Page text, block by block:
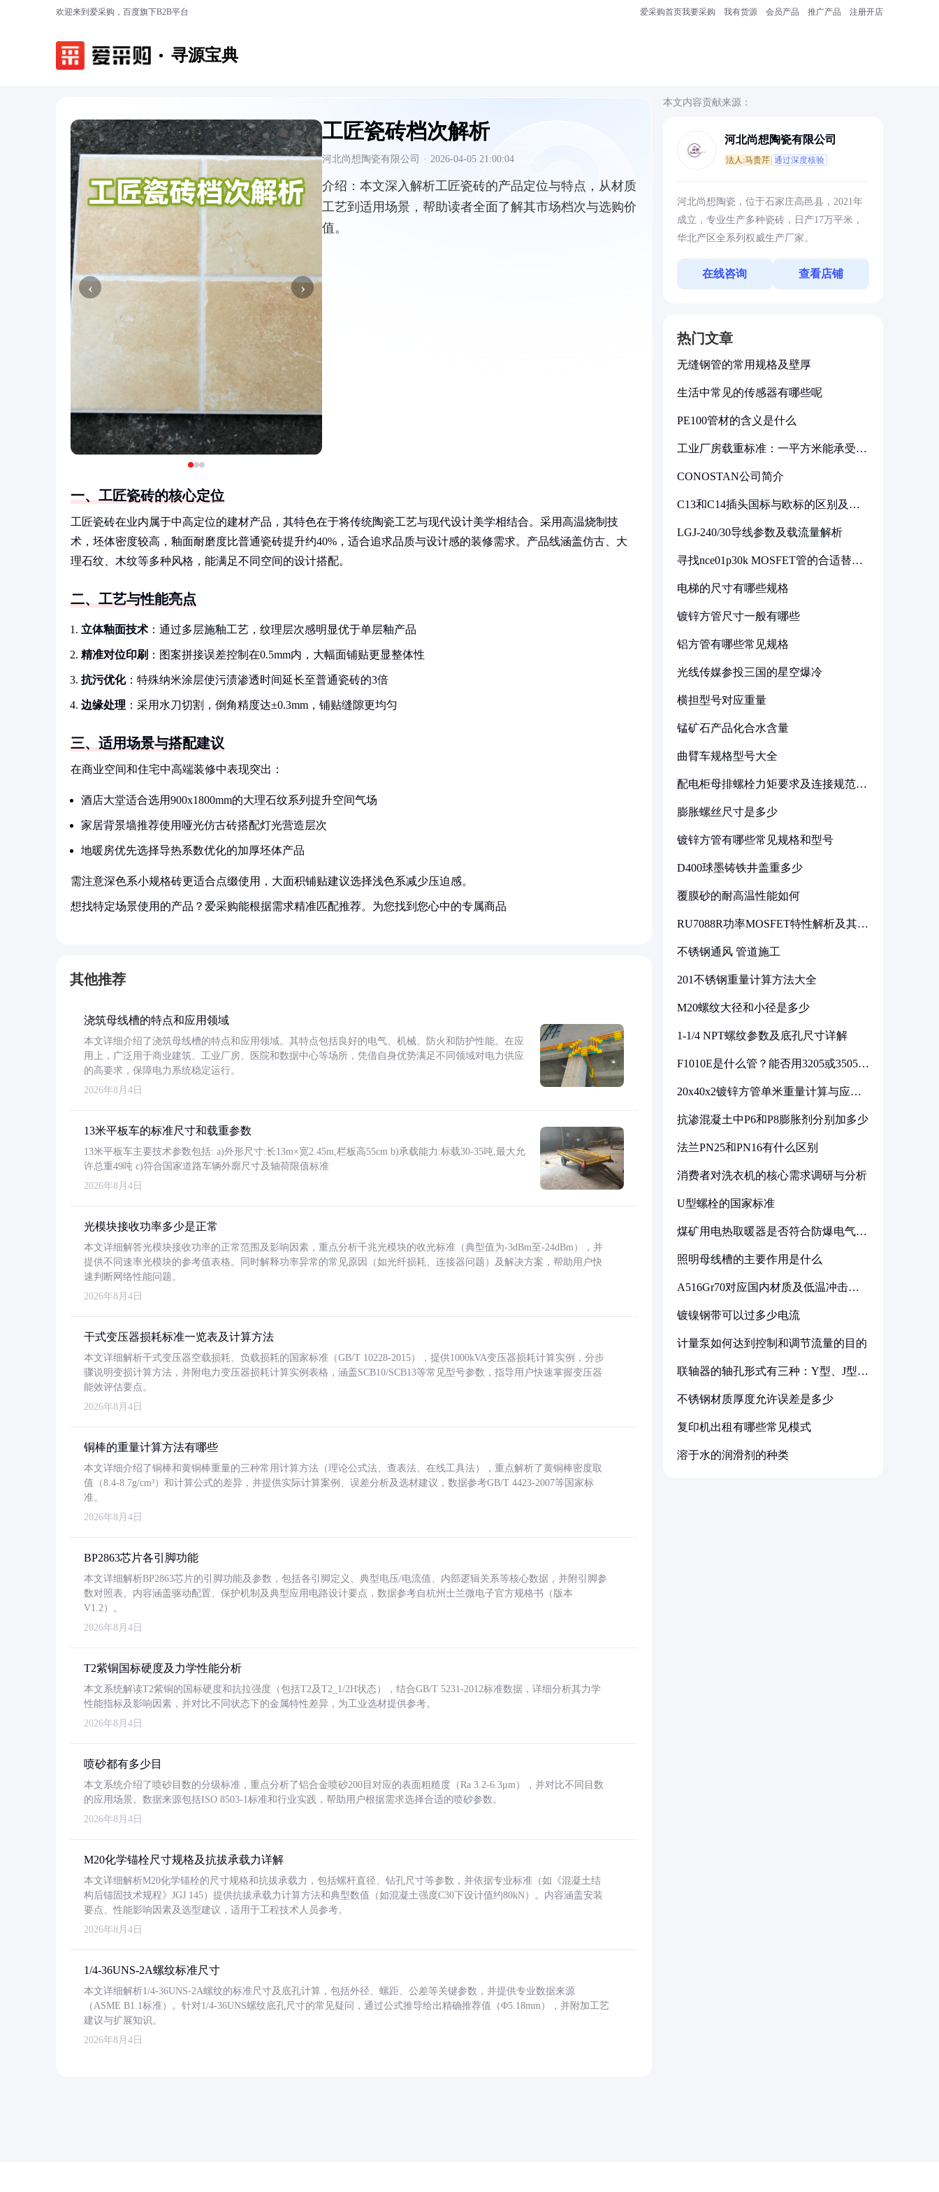
欢迎来到爱采购，百度旗下B2B平台 爱采购首页我要采购 我有货源 会员产品 推广产品 注册开店
寻源宝典
‹ ›
工匠瓷砖档次解析
河北尚想陶瓷有限公司 · 2026-04-05 21:00:04
介绍： 本文深入解析工匠瓷砖的产品定位与特点，从材质
工艺到适用场景，帮助读者全面了解其市场档次与选购价
值。
一、工匠瓷砖的核心定位
工匠瓷砖在业内属于中高定位的建材产品，其特色在于将传统陶瓷工艺与现代设计美学相结合。采用高温烧制技
术，坯体密度较高，釉面耐磨度比普通瓷砖提升约40%，适合追求品质与设计感的装修需求。产品线涵盖仿古、大
理石纹、木纹等多种风格，能满足不同空间的设计搭配。
二、工艺与性能亮点
立体釉面技术 ：通过多层施釉工艺，纹理层次感明显优于单层釉产品
精准对位印刷 ：图案拼接误差控制在0.5mm内，大幅面铺贴更显整体性
抗污优化：特殊纳米涂层使污渍渗透时间延长至普通瓷砖的3倍
边缘处理 ：采用水刀切割，倒角精度达±0.3mm，铺贴缝隙更均匀
三、适用场景与搭配建议
在商业空间和住宅中高端装修中表现突出：
酒店大堂适合选用900x1800mm的大理石纹系列提升空间气场
家居背景墙推荐使用哑光仿古砖搭配灯光营造层次
地暖房优先选择导热系数优化的加厚坯体产品
需注意深色系小规格砖更适合点缀使用，大面积铺贴建议选择浅色系减少压迫感。
想找特定场景使用的产品？爱采购能根据需求精准匹配推荐。为您找到您心中的专属商品
其他推荐
浇筑母线槽的特点和应用领域
本文详细介绍了浇筑母线槽的特点和应用领域。其特点包括良好的电气、机械、防火和防护性能。在应
用上，广泛用于商业建筑、工业厂房、医院和数据中心等场所，凭借自身优势满足不同领域对电力供应
的高要求，保障电力系统稳定运行。
2026年8月4日
13米平板车的标准尺寸和载重参数
13米平板车主要技术参数包括: a)外形尺寸:长13m×宽2.45m,栏板高55cm b)承载能力:标载30-35吨,最大允
许总重49吨 c)符合国家道路车辆外廓尺寸及轴荷限值标准
2026年8月4日
光模块接收功率多少是正常
本文详细解答光模块接收功率的正常范围及影响因素，重点分析千兆光模块的收光标准（典型值为-3dBm至-24dBm），并
提供不同速率光模块的参考值表格。同时解释功率异常的常见原因（如光纤损耗、连接器问题）及解决方案，帮助用户快
速判断网络性能问题。
2026年8月4日
干式变压器损耗标准一览表及计算方法
本文详细解析干式变压器空载损耗、负载损耗的国家标准（GB/T 10228-2015），提供1000kVA变压器损耗计算实例，分步
骤说明变损计算方法，并附电力变压器损耗计算实例表格，涵盖SCB10/SCB13等常见型号参数，指导用户快速掌握变压器
能效评估要点。
2026年8月4日
铜棒的重量计算方法有哪些
本文详细介绍了铜棒和黄铜棒重量的三种常用计算方法（理论公式法、查表法、在线工具法），重点解析了黄铜棒密度取
值（8.4-8.7g/cm³）和计算公式的差异，并提供实际计算案例、误差分析及选材建议，数据参考GB/T 4423-2007等国家标
准。
2026年8月4日
BP2863芯片各引脚功能
本文详细解析BP2863芯片的引脚功能及参数，包括各引脚定义、典型电压/电流值、内部逻辑关系等核心数据，并附引脚参
数对照表。内容涵盖驱动配置、保护机制及典型应用电路设计要点，数据参考自杭州士兰微电子官方规格书（版本
V1.2）。
2026年8月4日
T2紫铜国标硬度及力学性能分析
本文系统解读T2紫铜的国标硬度和抗拉强度（包括T2及T2_1/2H状态），结合GB/T 5231-2012标准数据，详细分析其力学
性能指标及影响因素，并对比不同状态下的金属特性差异，为工业选材提供参考。
2026年8月4日
喷砂都有多少目
本文系统介绍了喷砂目数的分级标准，重点分析了铝合金喷砂200目对应的表面粗糙度（Ra 3.2-6.3μm），并对比不同目数
的应用场景。数据来源包括ISO 8503-1标准和行业实践，帮助用户根据需求选择合适的喷砂参数。
2026年8月4日
M20化学锚栓尺寸规格及抗拔承载力详解
本文详细解析M20化学锚栓的尺寸规格和抗拔承载力，包括螺杆直径、钻孔尺寸等参数，并依据专业标准（如《混凝土结
构后锚固技术规程》JGJ 145）提供抗拔承载力计算方法和典型数值（如混凝土强度C30下设计值约80kN）。内容涵盖安装
要点、性能影响因素及选型建议，适用于工程技术人员参考。
2026年8月4日
1/4-36UNS-2A螺纹标准尺寸
本文详细解析1/4-36UNS-2A螺纹的标准尺寸及底孔计算，包括外径、螺距、公差等关键参数，并提供专业数据来源
（ASME B1.1标准）。针对1/4-36UNS螺纹底孔尺寸的常见疑问，通过公式推导给出精确推荐值（Φ5.18mm），并附加工艺
建议与扩展知识。
2026年8月4日
本文内容贡献来源：
河北尚想陶瓷有限公司
法人:马贵芹 通过深度核验
河北尚想陶瓷，位于石家庄高邑县，2021年
成立，专业生产多种瓷砖，日产17万平米，
华北产区全系列权威生产厂家。
在线咨询 查看店铺
热门文章
无缝钢管的常用规格及壁厚
生活中常见的传感器有哪些呢
PE100管材的含义是什么
工业厂房载重标准：一平方米能承受多
CONOSTAN公司简介
C13和C14插头国标与欧标的区别及其
LGJ-240/30导线参数及载流量解析
寻找nce01p30k MOSFET管的合适替代
电梯的尺寸有哪些规格
镀锌方管尺寸一般有哪些
铝方管有哪些常见规格
光线传媒参投三国的星空爆冷
横担型号对应重量
锰矿石产品化合水含量
曲臂车规格型号大全
配电柜母排螺栓力矩要求及连接规范详
膨胀螺丝尺寸是多少
镀锌方管有哪些常见规格和型号
D400球墨铸铁井盖重多少
覆膜砂的耐高温性能如何
RU7088R功率MOSFET特性解析及其在
不锈钢通风 管道施工
201不锈钢重量计算方法大全
M20螺纹大径和小径是多少
1-1/4 NPT螺纹参数及底孔尺寸详解
F1010E是什么管？能否用3205或3505代
20x40x2镀锌方管单米重量计算与应用
抗渗混凝土中P6和P8膨胀剂分别加多少
法兰PN25和PN16有什么区别
消费者对洗衣机的核心需求调研与分析
U型螺栓的国家标准
煤矿用电热取暖器是否符合防爆电气设
照明母线槽的主要作用是什么
A516Gr70对应国内材质及低温冲击要
镀镍钢带可以过多少电流
计量泵如何达到控制和调节流量的目的
联轴器的轴孔形式有三种：Y型、J型、
不锈钢材质厚度允许误差是多少
复印机出租有哪些常见模式
溶于水的润滑剂的种类